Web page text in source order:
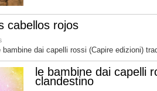
cabellos rojos
dai capelli rossi (Capire edizioni)
le bambine dai capelli
clandestino